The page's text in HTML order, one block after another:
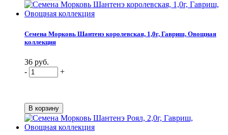
Семена Морковь Шантенэ королевская, 1,0г, Гавриш, Овощная
коллекция
36 руб.
-
+